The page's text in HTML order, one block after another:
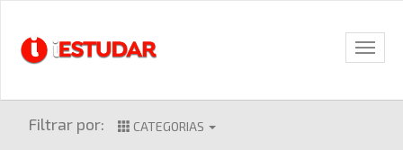
Filtrar por: CATEGORIAS